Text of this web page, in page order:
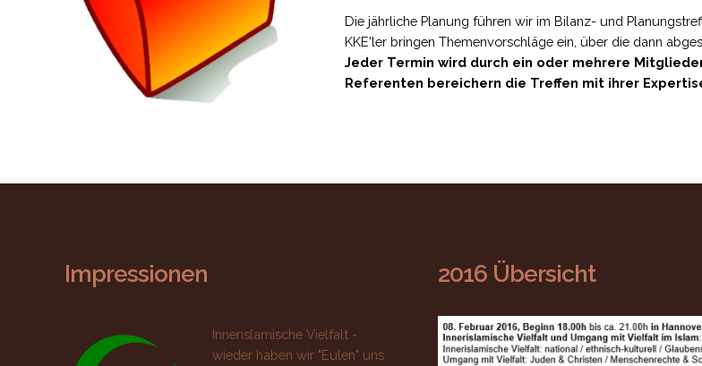
Die jährliche Planung führen wir im Bilanz- und
KKE'ler bringen Themenvorschläge ein, über die dann
Jeder Termin wird durch ein oder mehrere
Referenten bereichern die Treffen mit ihrer
Impressionen
Innerislamische Vielfalt-
wieder haben wir "Eulen" uns
2016 Übersicht